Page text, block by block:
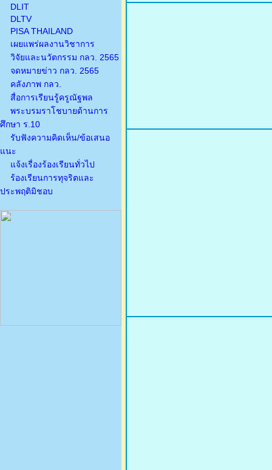
DLIT
DLTV
PISA THAILAND
เผยแพร่ผลงานวิชาการ
วิจัยและนวัตกรรม กลว. 2565
จดหมายข่าว กลว. 2565
คลังภาพ กลว.
สื่อการเรียนรู้ครูณัฐพล
พระบรมราโชบายด้านการ
ศึกษา ร.10
รับฟังความคิดเห็น/ข้อเสนอ
แนะ
แจ้งเรื่องร้องเรียนทั่วไป
ร้องเรียนการทุจริตและ
ประพฤติมิชอบ